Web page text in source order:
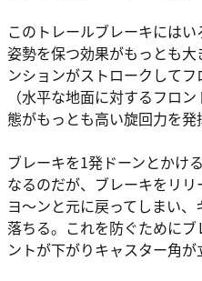
このトレールブレーキには
姿勢を保つ効果がもっとも
ンションがストロークして
（水平な地面に対するフロ
態がもっとも高い旋回力を発
ブレーキを1発ドーンとかけ
なるのだが、ブレーキをリ
ヨ〜ンと元に戻ってしまい
落ちる。これを防ぐために
ントが下がりキャスター角が